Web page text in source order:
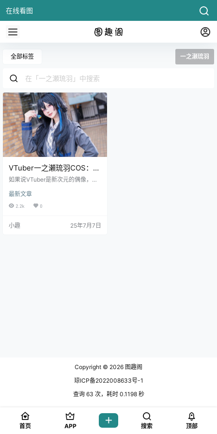
在线看图
全部标签 一之瀬琉羽
VTuber一之瀬琉羽COS：百
瀬サク恶魔制服太可爱让人
如果说VTuber是新次元的偶像，那
舞台上的“黑马王子”- 不，应该是“黑
马公主”才对！她不仅FPS游戏玩得
5年4月东京池袋举.
最新文章
2.2k 0
小趣 25年7月7日
Copyright © 2026 图趣阁
琼ICP备2022008633号-1
查询 63 次，耗时 0.1198 秒
首页 APP 搜索 顶部